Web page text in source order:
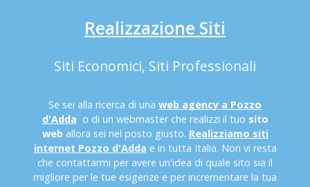
Realizzazione Siti
Siti Economici, Siti Professionali
Se sei alla ricerca di una web agency a Pozzo
d'Adda o di un webmaster che realizzi il tuo sito
web allora sei nel posto giusto. Realizziamo siti
internet Pozzo d'Adda e in tutta Italia. Non vi resta
che contattarmi per avere un'idea di quale sito sia il
migliore per le tue esigenze e per incrementare la tua